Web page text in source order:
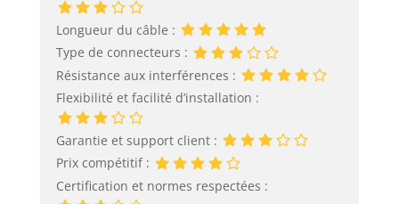
dynamiquement le
niveau de tension.
Il utilise également
un noyau en cuivre
étamé multibrins
couche de tresse
métallique à
l'intérieur pour
assurer la stabilité
résistantes aux
chocs. Le câble
permet à la fois
l'alimentation de la
caméra et le
sur le DVR jusqu'à
une distance de 20
m.
Longueur du câble :
Type de connecteurs :
Résistance aux interférences :
Flexibilité et facilité d’installation :
Garantie et support client :
Prix compétitif :
Certification et normes respectées :